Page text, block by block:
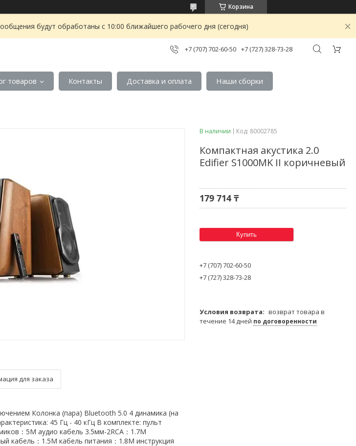
Корзина
будут обработаны с 10:00 ближайшего рабочего дня (сегодня)
+7 (707) 702-60-50 +7 (727) 328-73-28
товаров Контакты Доставка и оплата Наши сборки
для заказа
Колонка (пара) Bluetooth 5.0 4 динамика (на
45 Гц - 40 кГц В комплекте: пульт
：5M аудио кабель 3.5мм-2RCA：1.7M
кабель：1.5M кабель питания：1.8M инструкция
В наличии Код: 80002785
Компактная акустика 2.0
Edifier S1000MK II коричневый
179 714 ₸
Купить
+7 (707) 702-60-50
+7 (727) 328-73-28
возврат товара в
течение 14 дней по договоренности